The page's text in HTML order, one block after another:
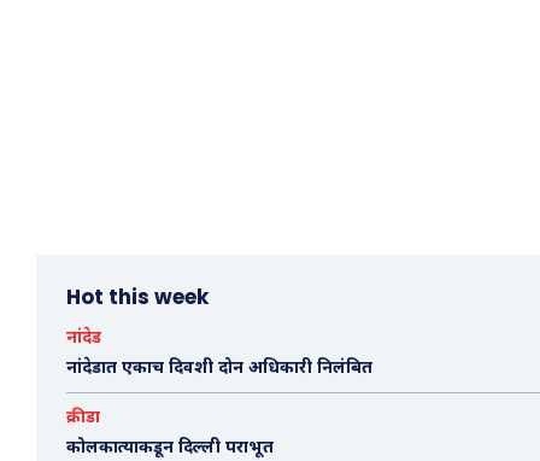
Hot this week
नांदेड
नांदेडात एकाच दिवशी दोन अधिकारी निलंबित
क्रीडा
कोलकात्याकडून दिल्ली पराभूत